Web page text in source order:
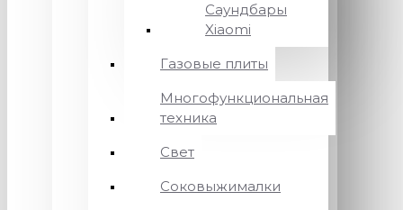
Саундбары
Xiaomi
Газовые плиты
Многофункциональная
техника
Свет
Соковыжималки